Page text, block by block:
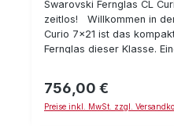
bzw. Lift-Trageriemen (SLC
Swarovski Fernglas CL
zeitlos! Willkommen in
Curio 7x21 ist das
Fernglas dieser Klasse.
Outdoorbegeisterte, die
schätzen. Die Highlights
Regulärer Preis:
756,00 €
Preise inkl. MwSt. zzgl.